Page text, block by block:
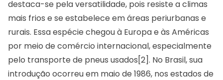
destaca-se pela versatilidade, pois resiste a climas
mais frios e se estabelece em áreas periurbanas e
rurais. Essa espécie chegou à Europa e às Américas
por meio de comércio internacional, especialmente
pelo transporte de pneus usados[2]. No Brasil, sua
introdução ocorreu em maio de 1986, nos estados de